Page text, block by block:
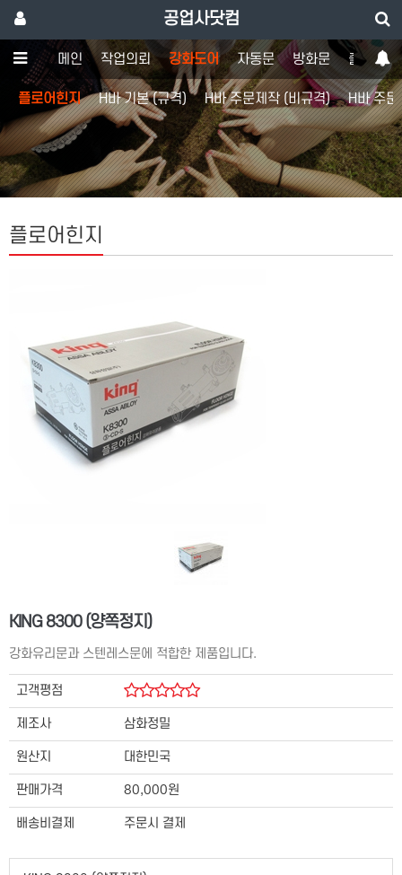
공업사닷컴
메인 작업의뢰 강화도어 자동문 방화문 출입통제
플로어힌지 H바 기본 (규격) H바 주문제작 (비규격) H바 주
플로어힌지
KING 8300 (양쪽정지)
강화유리문과 스텐레스문에 적합한 제품입니다.
고객평점
제조사 삼화정밀
원산지 대한민국
판매가격 80,000원
배송비결제 주문시 결제